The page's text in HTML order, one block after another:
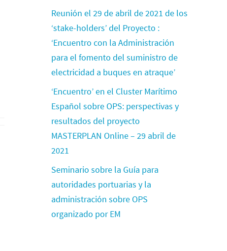
Reunión el 29 de abril de 2021 de los
‘stake-holders’ del Proyecto :
‘Encuentro con la Administración
para el fomento del suministro de
electricidad a buques en atraque’
‘Encuentro’ en el Cluster Marítimo
Español sobre OPS: perspectivas y
resultados del proyecto
MASTERPLAN Online – 29 abril de
2021
Seminario sobre la Guía para
autoridades portuarias y la
administración sobre OPS
organizado por EM